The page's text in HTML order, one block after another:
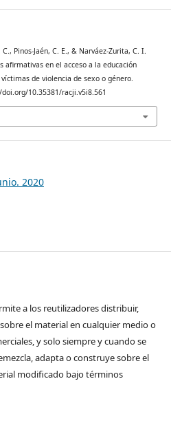
Pinos-Jaén, C. E., & Narváez-Zurita, C. I.
afirmativas en el acceso a la educación
de violencia de sexo o género.
10.35381/racji.v5i8.561
2020
a los reutilizadores distribuir,
el material en cualquier medio o
y solo siempre y cuando se
adapta o construye sobre el
modificado bajo términos